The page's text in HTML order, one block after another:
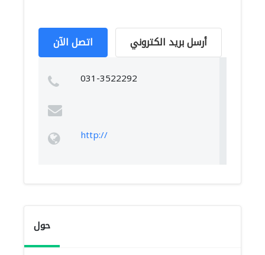
اتصل الآن أرسل بريد الكتروني
031-3522292
http://
حول